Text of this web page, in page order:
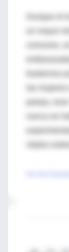
Aunque el
un mayor
comunes,
trastornos